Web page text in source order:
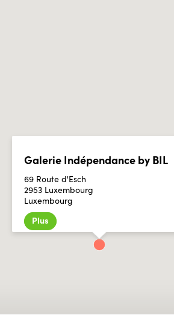
Galerie Indépendance by BIL
69 Route d'Esch
2953 Luxembourg
Luxembourg
Plus